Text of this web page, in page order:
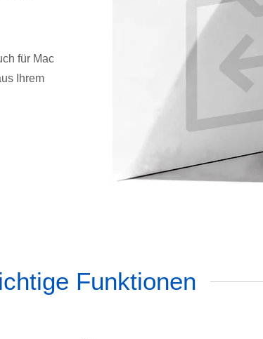
für Mac
Ihrem
Funktionen